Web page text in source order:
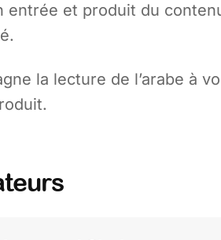
entrée et produit du
la lecture de l’arabe à